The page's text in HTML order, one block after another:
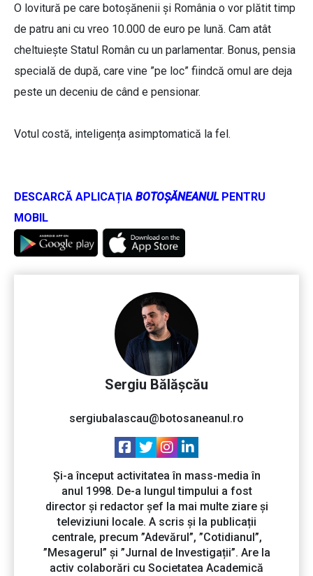
O lovitură pe care botoșănenii și România o vor plătit timp
de patru ani cu vreo 10.000 de euro pe lună. Cam atât
cheltuiește Statul Român cu un parlamentar. Bonus, pensia
specială de după, care vine ”pe loc” fiindcă omul are deja
peste un deceniu de când e pensionar.
Votul costă, inteligența asimptomatică la fel.
DESCARCĂ APLICAȚIA BOTOȘĂNEANUL PENTRU
MOBIL
Sergiu Bălășcău
sergiubalascau@botosaneanul.ro
Și-a început activitatea în mass-media în
anul 1998. De-a lungul timpului a fost
director și redactor șef la mai multe ziare și
televiziuni locale. A scris și la publicații
centrale, precum ”Adevărul”, ”Cotidianul”,
”Mesagerul” și ”Jurnal de Investigații”. Are la
activ colaborări cu Societatea Academică